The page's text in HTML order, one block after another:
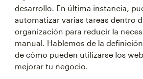
desarrollo. En última instancia,
automatizar varias tareas dentro
organización para reducir la
manual. Hablemos de la
de cómo pueden utilizarse los
mejorar tu negocio.